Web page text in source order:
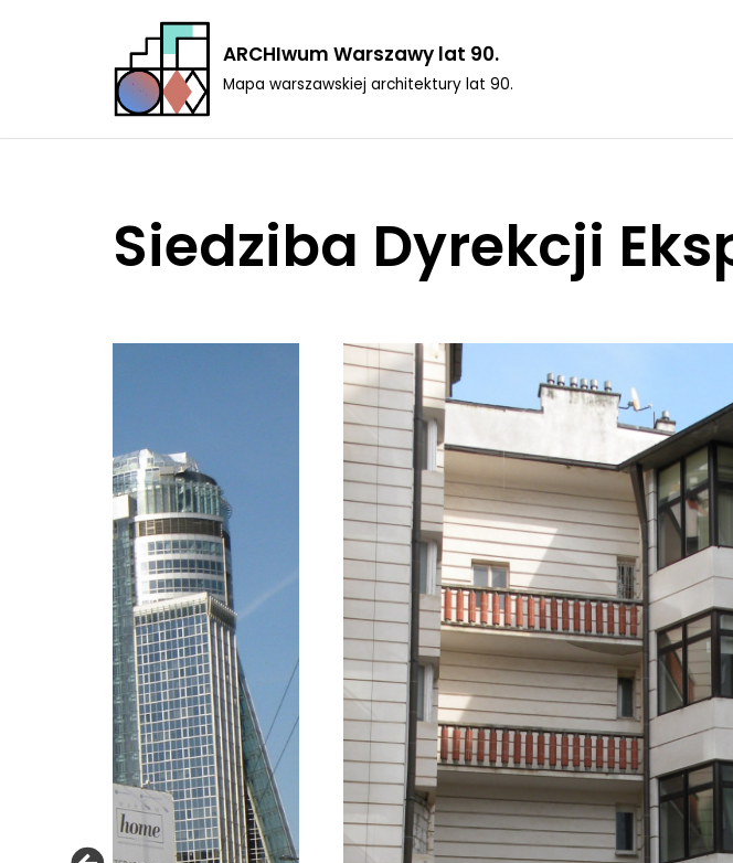
Przejdź
ARCHIwum Warszawy lat 90.
Mapa warszawskiej architektury lat 90.
Siedziba Dyrekcji